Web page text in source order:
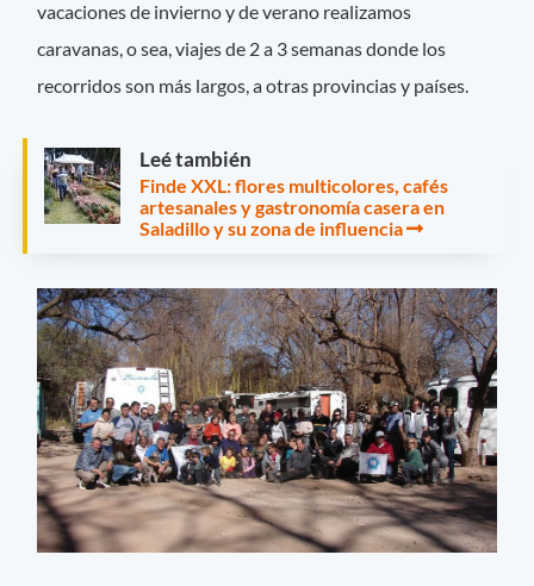
vacaciones de invierno y de verano realizamos
caravanas, o sea, viajes de 2 a 3 semanas donde los
recorridos son más largos, a otras provincias y países.
Leé también
Finde XXL: flores multicolores, cafés
artesanales y gastronomía casera en
Saladillo y su zona de influencia